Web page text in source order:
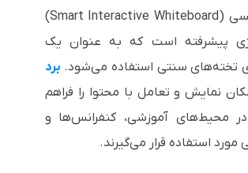
هوشمند لمسی (Smart Interactive Whiteboard)
پیشرفته است که به عنوان یک
تخته‌های سنتی استفاده می‌شود. برد
نمایش و تعامل با محتوا را فراهم
محیط‌های آموزشی، کنفرانس‌ها و
استفاده قرار می‌گیرند.